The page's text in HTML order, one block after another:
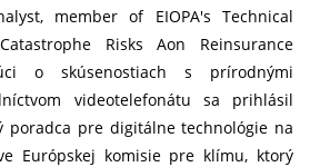
member of EIOPA's Technical
Risks Aon Reinsurance
o skúsenostiach s prírodnými
videotelefonátu sa prihlásil
poradca pre digitálne technológie na
Európskej komisie pre klímu, ktorý